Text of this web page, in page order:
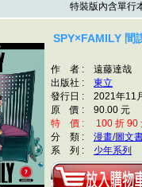
特裝版內含單行
SPY×FAMILY 間
作 者 : 遠藤達哉
出版社 : 東立
發行日 : 2021年11
原 價 : 90.00 元
特 價 : 100 折 90
分 類 : 漫畫/圖文
系 列 : 少年系列